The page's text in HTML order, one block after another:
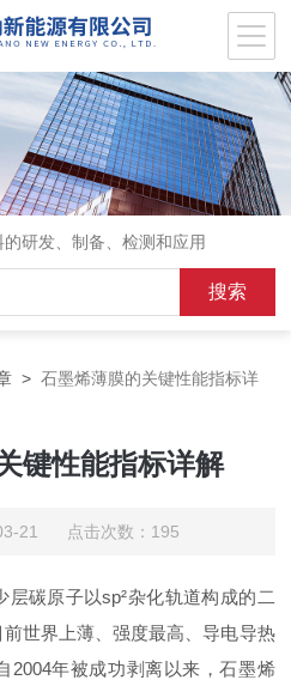
研发、制备、检测和应用
>石墨烯薄膜的关键性能指标详
键性能指标详解
21 点击次数：195
层碳原子以sp²杂化轨道构成的二
世界上薄、强度最高、导电导热
2004年被成功剥离以来，石墨烯